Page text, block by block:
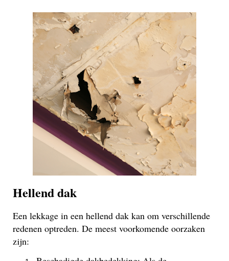
Hellend dak
Een lekkage in een hellend dak kan om verschillende
redenen optreden. De meest voorkomende oorzaken
zijn: